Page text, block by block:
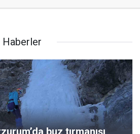
Haberler
buz tırmanışı